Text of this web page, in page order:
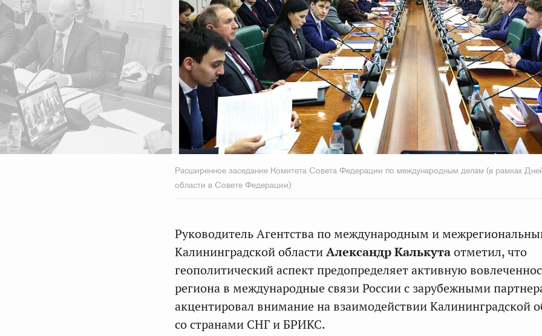
Расширенное заседание Комитета Совета Федерации по международным делам (в рамках
области в Совете Федерации)
Руководитель Агентства по международным и
Калининградской областиАлександр Калькутаотметил, что
геополитический аспект предопределяет активную
региона в международные связи России с зарубежными
акцентировал внимание на взаимодействии Калининградской
со странами СНГ и БРИКС.